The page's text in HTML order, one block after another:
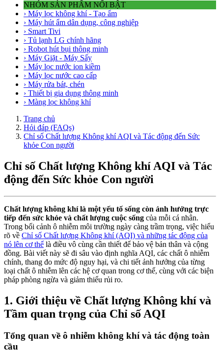
NHÓM SẢN PHẨM NỔI BẬT
› Máy lọc không khí - Tạo ẩm
› Máy hút ẩm dân dụng, công nghiệp
› Smart Tivi
› Tủ lạnh LG chính hãng
› Robot hút bụi thông minh
› Máy Giặt - Máy Sấy
› Máy lọc nước ion kiềm
› Máy lọc nước cao cấp
› Máy rửa bát, chén
› Thiết bị gia dụng thông minh
› Màng lọc không khí
Trang chủ
Hỏi đáp (FAQs)
Chỉ số Chất lượng Không khí AQI và Tác động đến Sức
khỏe Con người
Chỉ số Chất lượng Không khí AQI và Tác
động đến Sức khỏe Con người
Chất lượng không khí là một yếu tố sống còn ảnh hưởng trực
tiếp đến sức khỏe và chất lượng cuộc sống của mỗi cá nhân.
Trong bối cảnh ô nhiễm môi trường ngày càng trầm trọng, việc hiểu
rõ về Chỉ số Chất lượng Không khí (AQI) và những tác động của
nó lên cơ thể là điều vô cùng cần thiết để bảo vệ bản thân và cộng
đồng. Bài viết này sẽ đi sâu vào định nghĩa AQI, các chất ô nhiễm
chính, thang đo mức độ nguy hại, và chi tiết ảnh hưởng của từng
loại chất ô nhiễm lên các hệ cơ quan trong cơ thể, cùng với các biện
pháp phòng ngừa và giảm thiểu rủi ro.
1. Giới thiệu về Chất lượng Không khí và
Tầm quan trọng của Chỉ số AQI
Tổng quan về ô nhiễm không khí và tác động toàn
cầu